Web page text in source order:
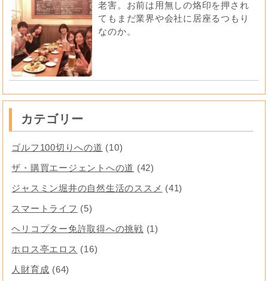
老害。お前は用無しの烙印を押され
てもまだ業界や会社に居座るつもり
なのか。
カテゴリー
ゴルフ100切りへの道 (10)
ザ・購買エージェントへの道 (42)
ジャスミン堀井の自然生活のススメ (41)
スマートライフ (5)
ヘリコプター免許取得への挑戦 (1)
ホロス亭エロス (16)
人財育成 (64)